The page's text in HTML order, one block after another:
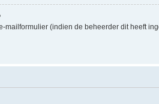
(indien de beheerder dit heeft